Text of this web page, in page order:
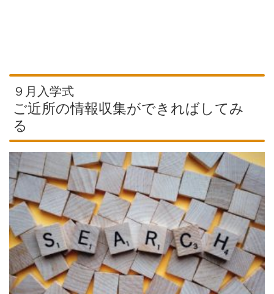
９月入学式
ご近所の情報収集ができればしてみ
る